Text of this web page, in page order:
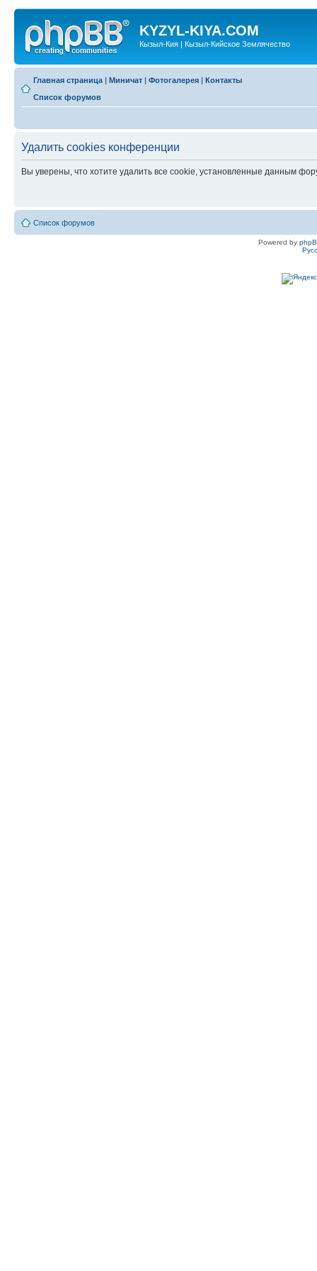
KYZYL-KIYA.COM
Кызыл-Кия | Кызыл-Кийское Землячество
Главная страница | Миничат | Фотогалерея | Контакты
Список форумов
Удалить cookies конференции
Вы уверены, что хотите удалить все cookie, установленные данным
Список форумов
Powered by